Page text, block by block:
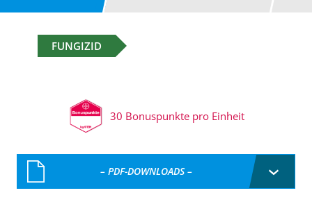
FUNGIZID
30 Bonuspunkte pro Einheit
– PDF-DOWNLOADS –